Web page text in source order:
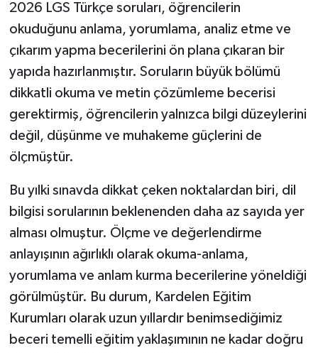
2026 LGS Türkçe soruları, öğrencilerin
okuduğunu anlama, yorumlama, analiz etme ve
çıkarım yapma becerilerini ön plana çıkaran bir
yapıda hazırlanmıştır. Soruların büyük bölümü
dikkatli okuma ve metin çözümleme becerisi
gerektirmiş, öğrencilerin yalnızca bilgi düzeylerini
değil, düşünme ve muhakeme güçlerini de
ölçmüştür.
Bu yılki sınavda dikkat çeken noktalardan biri, dil
bilgisi sorularının beklenenden daha az sayıda yer
alması olmuştur. Ölçme ve değerlendirme
anlayışının ağırlıklı olarak okuma-anlama,
yorumlama ve anlam kurma becerilerine yöneldiği
görülmüştür. Bu durum, Kardelen Eğitim
Kurumları olarak uzun yıllardır benimsediğimiz
beceri temelli eğitim yaklaşımının ne kadar doğru